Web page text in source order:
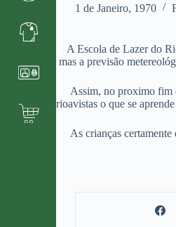
1 de Janeiro, 1970
A Escola de Lazer do
mas a previsão
Assim, no proximo fim
rioavistas o que se
As crianças certamente